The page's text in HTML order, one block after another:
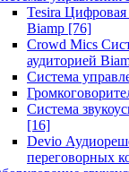
Tesira
Biamp [76]
Crowd Mics
аудиторией
Система
Система
[16]
Devio
переговорных